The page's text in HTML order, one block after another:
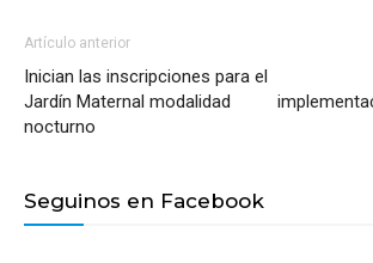
Artículo anterior
Inician las inscripciones para el
Jardín Maternal modalidad
nocturno
Seguinos en Facebook